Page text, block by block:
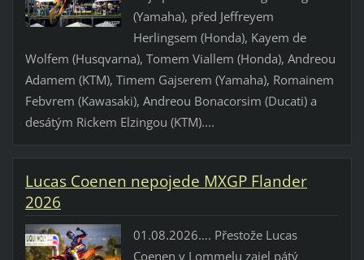
(Yamaha), před Jeffreyem
Herlingsem (Honda), Kayem de
Wolfem (Husqvarna), Tomem Viallem (Honda), Andreou
Adamem (KTM), Timem Gajserem (Yamaha), Romainem
Febvrem (Kawasaki), Andreou Bonacorsim (Ducati) a
desátým Rickem Elzingou (KTM)....
Lucas Coenen nepojede MXGP Flander
2026
01.08.2026…. Přestože Lucas
Coenen v Lommelu zajel pátý